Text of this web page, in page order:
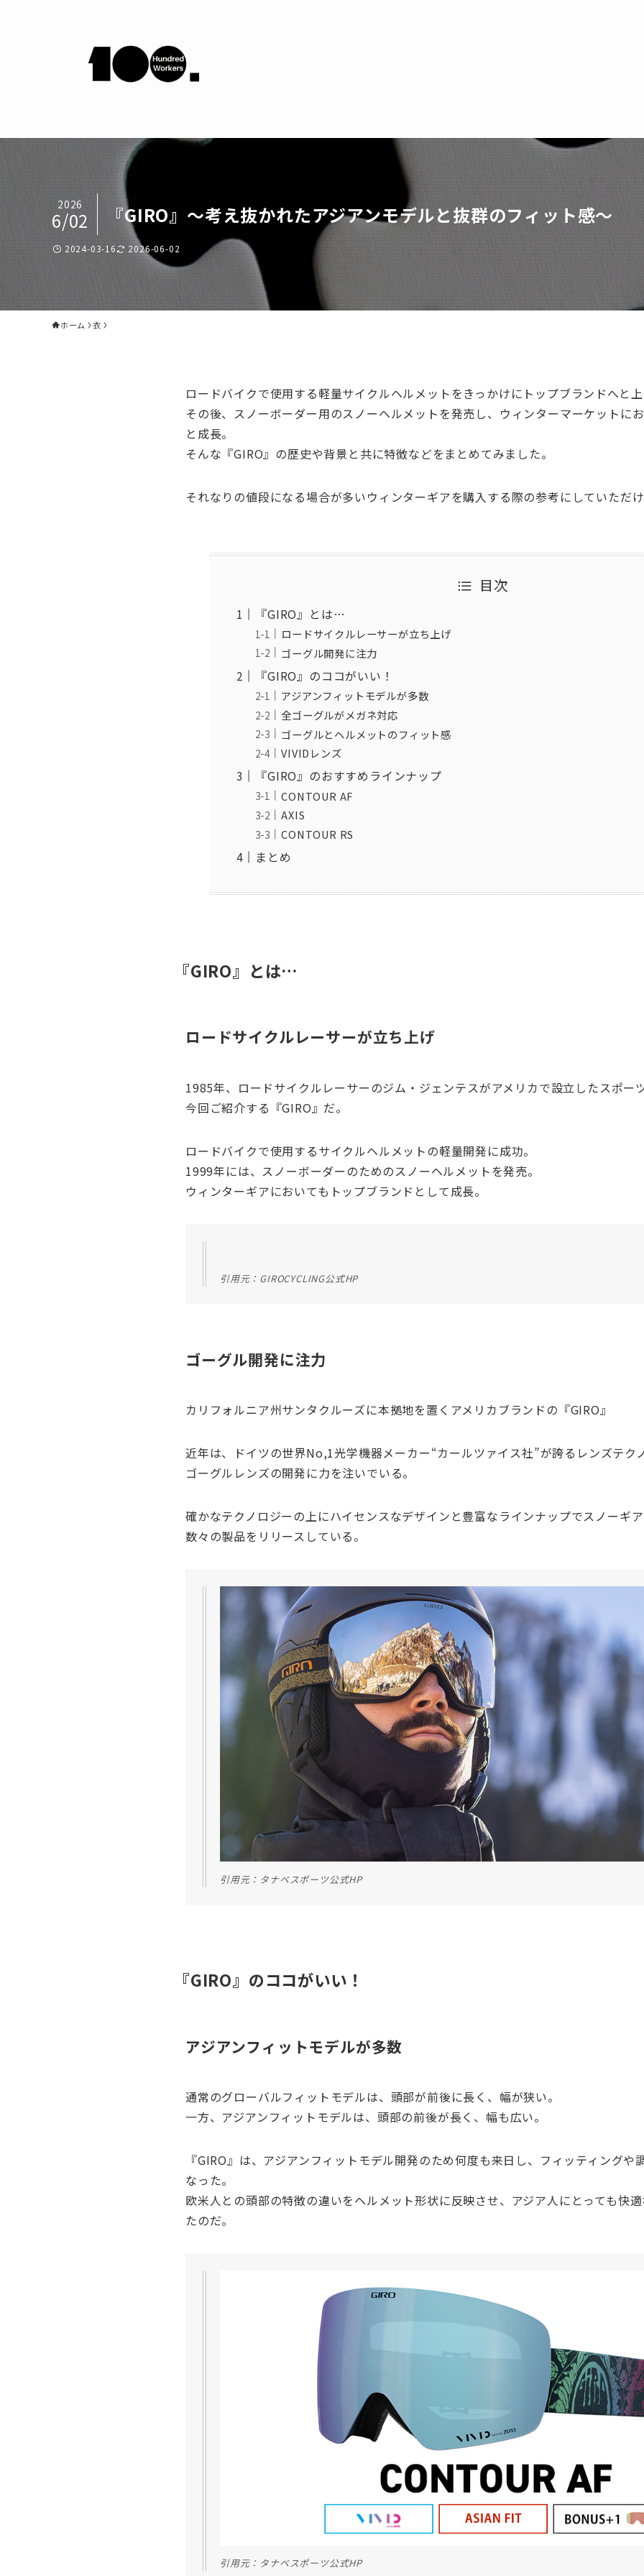
『GIRO』〜考え抜かれたアジアンモデルと抜群のフィット感〜
2026
6/02
2024-03-16 2026-06-02
ホーム 衣
ロードバイクで使用する軽量サイクルヘルメットをきっかけにトップブランドへと上
その後、スノーボーダー用のスノーヘルメットを発売し、ウィンターマーケットに
と成長。
そんな『GIRO』の歴史や背景と共に特徴などをまとめてみました。
それなりの値段になる場合が多いウィンターギアを購入する際の参考にしていただけ
目次
『GIRO』とは…
ロードサイクルレーサーが立ち上げ
ゴーグル開発に注力
『GIRO』のココがいい！
アジアンフィットモデルが多数
全ゴーグルがメガネ対応
ゴーグルとヘルメットのフィット感
VIVIDレンズ
『GIRO』のおすすめラインナップ
CONTOUR AF
AXIS
CONTOUR RS
まとめ
『GIRO』とは…
ロードサイクルレーサーが立ち上げ
1985年、ロードサイクルレーサーのジム・ジェンテスがアメリカで設立したスポー
今回ご紹介する『GIRO』だ。
ロードバイクで使用するサイクルヘルメットの軽量開発に成功。
1999年には、スノーボーダーのためのスノーヘルメットを発売。
ウィンターギアにおいてもトップブランドとして成長。
引用元：GIROCYCLING公式HP
ゴーグル開発に注力
カリフォルニア州サンタクルーズに本拠地を置くアメリカブランドの『GIRO』
近年は、ドイツの世界No,1光学機器メーカー“カールツァイス社”が誇るレンズテク
ゴーグルレンズの開発に力を注いでいる。
確かなテクノロジーの上にハイセンスなデザインと豊富なラインナップでスノーギ
数々の製品をリリースしている。
引用元：タナベスポーツ公式HP
『GIRO』のココがいい！
アジアンフィットモデルが多数
通常のグローバルフィットモデルは、頭部が前後に長く、幅が狭い。
一方、アジアンフィットモデルは、頭部の前後が長く、幅も広い。
『GIRO』は、アジアンフィットモデル開発のため何度も来日し、フィッティングや
なった。
欧米人との頭部の特徴の違いをヘルメット形状に反映させ、アジア人にとっても快
たのだ。
引用元：タナベスポーツ公式HP